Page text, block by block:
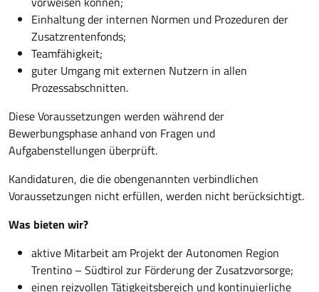
Einhaltung der internen Normen und Prozeduren der
Zusatzrentenfonds;
Teamfähigkeit;
guter Umgang mit externen Nutzern in allen
Prozessabschnitten.
Diese Voraussetzungen werden während der
Bewerbungsphase anhand von Fragen und
Aufgabenstellungen überprüft.
Kandidaturen, die die obengenannten verbindlichen
Voraussetzungen nicht erfüllen, werden nicht berücksichtigt.
Was bieten wir?
aktive Mitarbeit am Projekt der Autonomen Region
Trentino – Südtirol zur Förderung der Zusatzvorsorge;
einen reizvollen Tätigkeitsbereich und kontinuierliche